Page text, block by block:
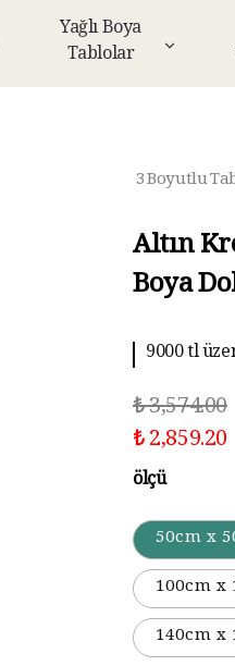
Yağlı Boya
Tablolar
3 Boyutlu
Altın
Boya
9000 tl
₺ 3,574.00
₺ 2,859.20
ölçü
50cm x
100cm x
140cm x